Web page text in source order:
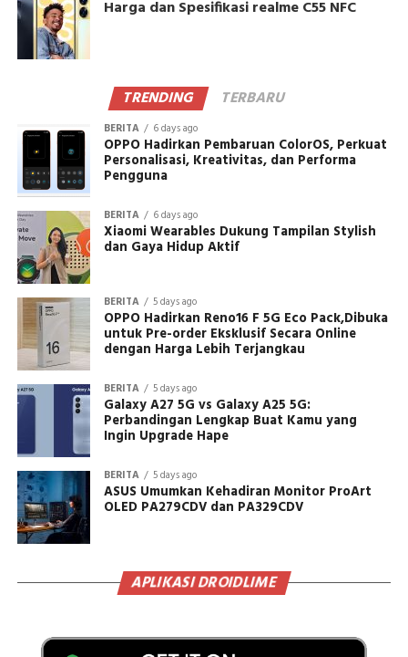
Harga dan Spesifikasi realme C55 NFC
TRENDING TERBARU
BERITA 6 days ago
OPPO Hadirkan Pembaruan ColorOS, Perkuat
Personalisasi, Kreativitas, dan Performa
Pengguna
BERITA 6 days ago
Xiaomi Wearables Dukung Tampilan Stylish
dan Gaya Hidup Aktif
BERITA 5 days ago
OPPO Hadirkan Reno16 F 5G Eco Pack,Dibuka
untuk Pre-order Eksklusif Secara Online
dengan Harga Lebih Terjangkau
BERITA 5 days ago
Galaxy A27 5G vs Galaxy A25 5G:
Perbandingan Lengkap Buat Kamu yang
Ingin Upgrade Hape
BERITA 5 days ago
ASUS Umumkan Kehadiran Monitor ProArt
OLED PA279CDV dan PA329CDV
APLIKASI DROIDLIME